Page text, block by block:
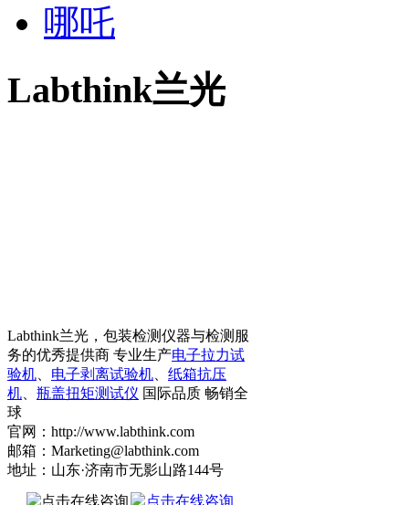
哪吒
Labthink兰光
Labthink兰光，包装检测仪器与检测服
务的优秀提供商 专业生产电子拉力试
验机
电子剥离试验机
纸箱抗压
机
瓶盖扭矩测试仪 国际品质 畅销全
球
官网：http://www.labthink.com
邮箱：Marketing@labthink.com
地址：山东·济南市无影山路144号